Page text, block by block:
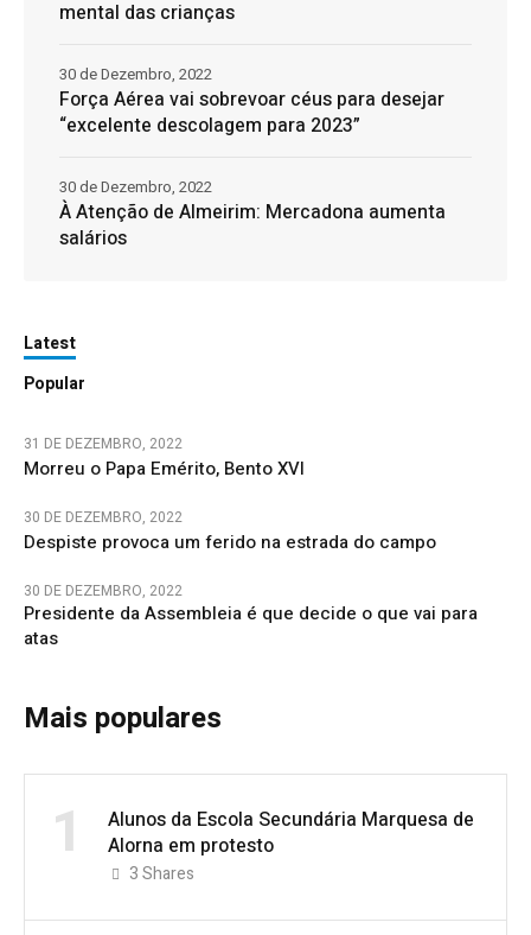
mental das crianças
Força Aérea vai sobrevoar céus para desejar
“excelente descolagem para 2023”
30 de Dezembro, 2022
À Atenção de Almeirim: Mercadona aumenta
salários
30 de Dezembro, 2022
Latest
Popular
31 DE DEZEMBRO, 2022
Morreu o Papa Emérito, Bento XVI
30 DE DEZEMBRO, 2022
Despiste provoca um ferido na estrada do campo
30 DE DEZEMBRO, 2022
Presidente da Assembleia é que decide o que vai para
atas
Mais populares
1
Alunos da Escola Secundária Marquesa de
Alorna em protesto
3Shares